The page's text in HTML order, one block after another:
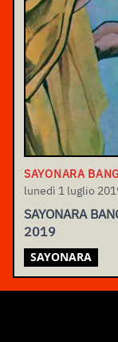
SAYONARA
lunedì 1 luglio
SAYONARA
2019
SAYONARA